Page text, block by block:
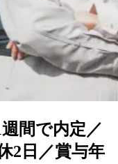
間で内定／
2日／賞与年